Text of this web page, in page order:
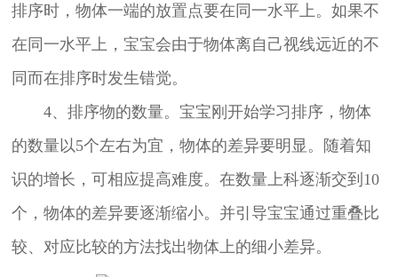
排序时，物体一端的放置点要在同一水平上。如果不
在同一水平上，宝宝会由于物体离自己视线远近的不
同而在排序时发生错觉。
4、排序物的数量。宝宝刚开始学习排序，物体
的数量以5个左右为宜，物体的差异要明显。随着知
识的增长，可相应提高难度。在数量上科逐渐交到10
个，物体的差异要逐渐缩小。并引导宝宝通过重叠比
较、对应比较的方法找出物体上的细小差异。